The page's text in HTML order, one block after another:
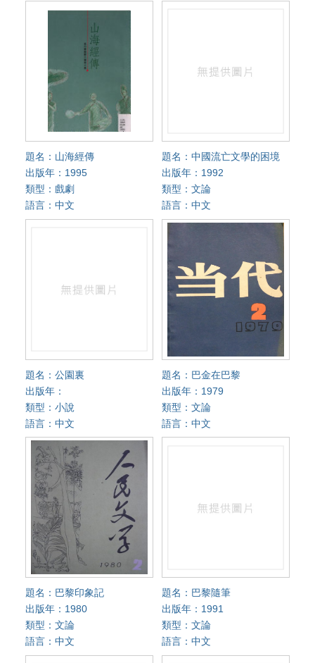
題名：山海經傳
出版年：1995
類型：戲劇
語言：中文
題名：中國流亡文學的困境
出版年：1992
類型：文論
語言：中文
題名：公園裏
出版年：
類型：小說
語言：中文
題名：巴金在巴黎
出版年：1979
類型：文論
語言：中文
題名：巴黎印象記
出版年：1980
類型：文論
語言：中文
題名：巴黎隨筆
出版年：1991
類型：文論
語言：中文